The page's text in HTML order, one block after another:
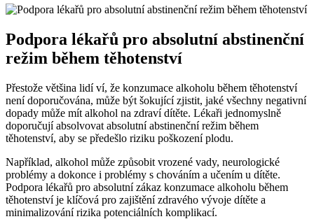
Podpora lékařů pro absolutní abstinenční
režim během těhotenství
Přestože většina lidí ví, že konzumace alkoholu během těhotenství
není doporučována, může být šokující zjistit, jaké všechny negativní
dopady může mít alkohol na zdraví dítěte. Lékaři jednomyslně
doporučují absolvovat absolutní abstinenční režim během
těhotenství, aby se předešlo riziku poškození plodu.
Například, alkohol může způsobit vrozené vady, neurologické
problémy a dokonce i problémy s chováním a učením u dítěte.
Podpora lékařů pro absolutní zákaz konzumace alkoholu během
těhotenství je klíčová pro zajištění zdravého vývoje dítěte a
minimalizování rizika potenciálních komplikací.